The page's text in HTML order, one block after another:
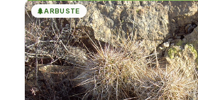
🌲ARBUSTE